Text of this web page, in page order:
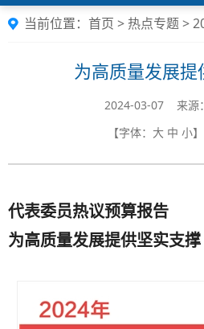
当前位置： 首页 > 热点专题>
为高质量发展
2024-03-07 来源
【字体： 大 中 小】
代表委员热议预算报告
为高质量发展提供坚实支撑